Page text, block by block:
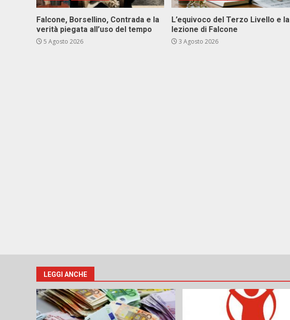
Falcone, Borsellino, Contrada e la
verità piegata all’uso del tempo
5 Agosto 2026
L’equivoco del Terzo Livello e la
lezione di Falcone
3 Agosto 2026
LEGGI ANCHE